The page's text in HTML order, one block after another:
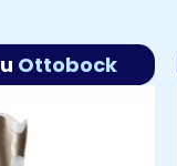
Ottobock